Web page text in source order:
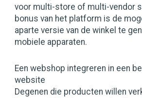
voor multi-store of multi-vendor
bonus van het platform is de
aparte versie van de winkel te
mobiele apparaten.
Een webshop integreren in een
website
Degenen die producten willen